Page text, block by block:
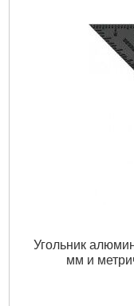
Угольник
мм и